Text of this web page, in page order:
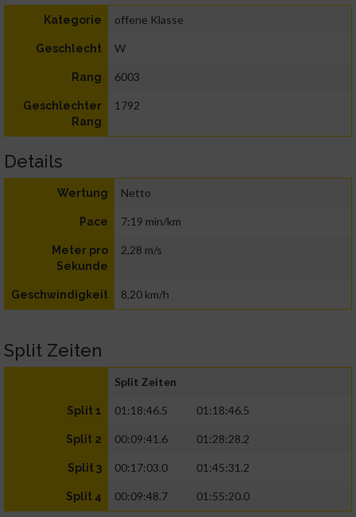
Kategorie offene Klasse
Geschlecht W
Rang 6003
Geschlechter
Rang
1792
Details
Wertung Netto
Pace 7:19 min/km
Meter pro
Sekunde
2,28 m/s
Geschwindigkeit 8,20 km/h
Split Zeiten
Split Zeiten
Split 1 01:18:46.5 01:18:46.5
Split 2 00:09:41.6 01:28:28.2
Split 3 00:17:03.0 01:45:31.2
Split 4 00:09:48.7 01:55:20.0